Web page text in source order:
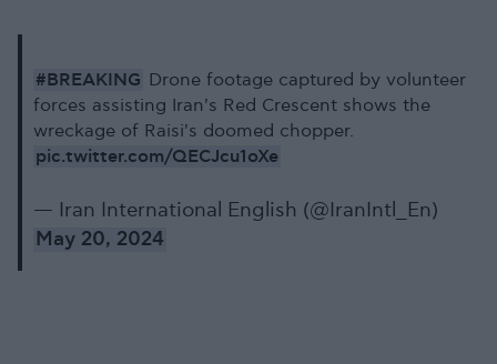
#BREAKING Drone footage captured by volunteer
forces assisting Iran's Red Crescent shows the
wreckage of Raisi's doomed chopper.
pic.twitter.com/QECJcu1oXe
— Iran International English (@IranIntl_En)
May 20, 2024